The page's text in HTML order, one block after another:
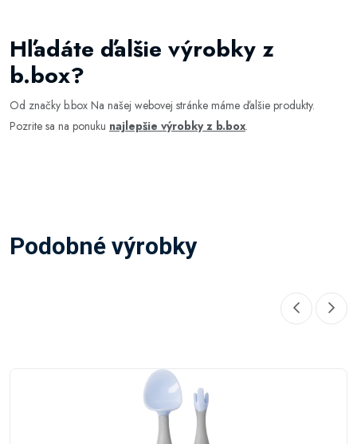
Hľadáte ďalšie výrobky z
b.box?
Od značky b.box Na našej webovej stránke máme ďalšie produkty.
Pozrite sa na ponuku najlepšie výrobky z b.box.
Podobné výrobky